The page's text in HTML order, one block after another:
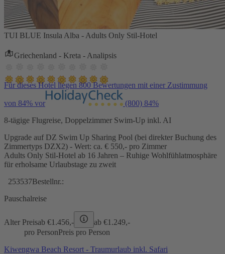
TUI BLUE Insula Alba - Adults Only Stil-Hotel
Griechenland - Kreta - Analipsis
Für dieses Hotel liegen 800 Bewertungen mit einer Zustimmung
von 84% vor (800) 84%
8-tägige Flugreise, Doppelzimmer Swim-Up inkl. AI
Upgrade auf DZ Swim Up Sharing Pool (bei direkter Buchung des
Zimmertyps DZX2) - Wert: ca. € 550,- pro Zimmer
Adults Only Stil-Hotel ab 16 Jahren – Ruhige Wohlfühlatmosphäre
für erholsame Urlaubstage zu zweit
253537Bestellnr.:
Pauschalreise
Alter Preisab €1.456,- ab €1.249,-
pro PersonPreis pro Person
Kiwengwa Beach Resort - Traumurlaub inkl. Safari